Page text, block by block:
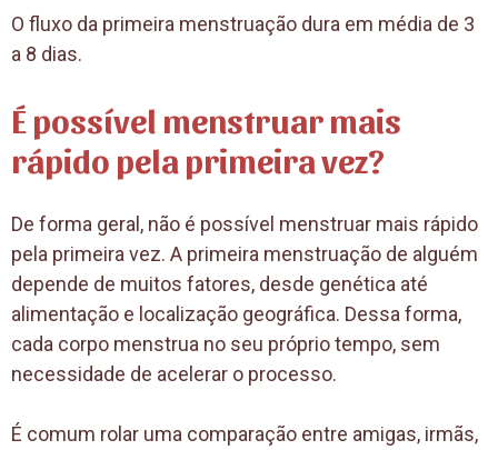
O fluxo da primeira menstruação dura em média de 3
a 8 dias.
É possível menstruar mais
rápido pela primeira vez?
De forma geral, não é possível menstruar mais rápido
pela primeira vez. A primeira menstruação de alguém
depende de muitos fatores, desde genética até
alimentação e localização geográfica. Dessa forma,
cada corpo menstrua no seu próprio tempo, sem
necessidade de acelerar o processo.
É comum rolar uma comparação entre amigas, irmãs,